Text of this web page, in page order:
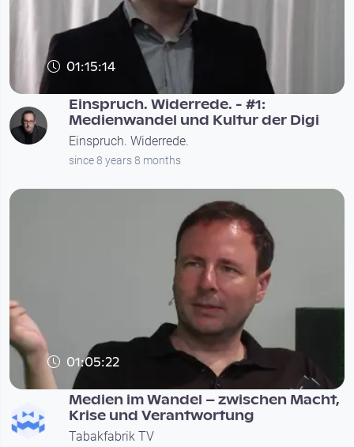
01:15:14
Einspruch. Widerrede. - #1:
Medienwandel und Kultur der Digi
Einspruch. Widerrede.
since 8 years 8 months
01:05:22
Medien im Wandel – zwischen Macht,
Krise und Verantwortung
Tabakfabrik TV